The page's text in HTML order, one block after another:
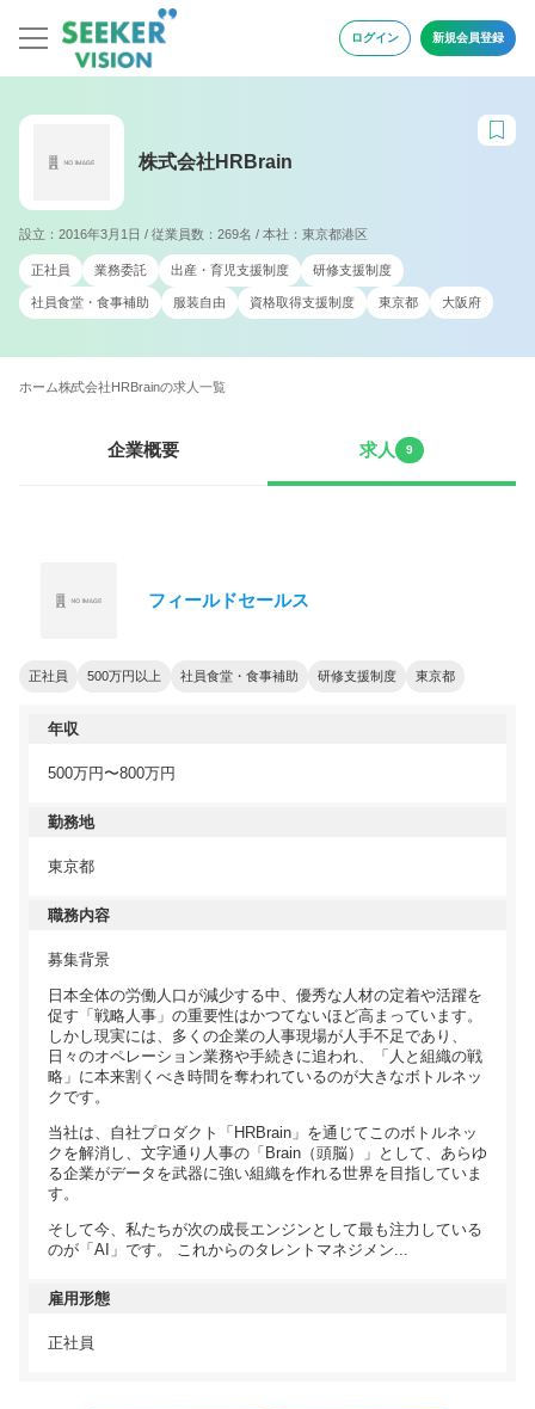
ログイン 新規会員登録
株式会社HRBrain
設立：2016年3月1日 / 従業員数：269名 / 本社：東京都港区
正社員 業務委託 出産・育児支援制度 研修支援制度
社員食堂・食事補助 服装自由 資格取得支援制度 東京都 大阪府
ホーム株式会社HRBrainの求人一覧
企業概要 求人 9
フィールドセールス
正社員 500万円以上 社員食堂・食事補助 研修支援制度 東京都
年収
500万円〜800万円
勤務地
東京都
職務内容
募集背景
日本全体の労働人口が減少する中、優秀な人材の定着や活躍を
促す「戦略人事」の重要性はかつてないほど高まっています。
しかし現実には、多くの企業の人事現場が人手不足であり、
日々のオペレーション業務や手続きに追われ、「人と組織の戦
略」に本来割くべき時間を奪われているのが大きなボトルネッ
クです。
当社は、自社プロダクト「HRBrain」を通じてこのボトルネッ
クを解消し、文字通り人事の「Brain（頭脳）」として、あらゆ
る企業がデータを武器に強い組織を作れる世界を目指していま
す。
そして今、私たちが次の成長エンジンとして最も注力している
のが「AI」です。 これからのタレントマネジメン...
雇用形態
正社員